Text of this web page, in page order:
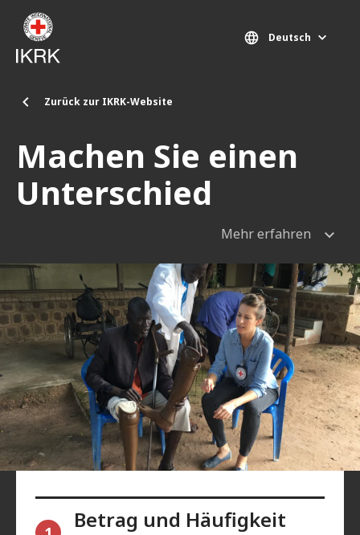
Direkt zum Inhalt
Zurück zur IKRK-Website
Deutsch
Machen Sie einen
Unterschied
Mehr erfahren
Betrag und Häufigkeit